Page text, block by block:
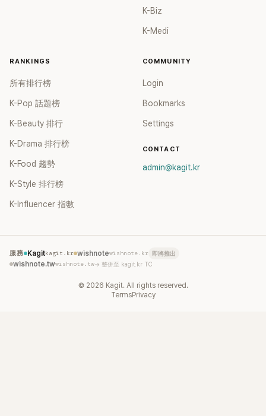
K-Biz
K-Medi
RANKINGS
所有排行榜
K-Pop 話題榜
K-Beauty 排行
K-Drama 排行榜
K-Food 趨勢
K-Style 排行榜
K-Influencer 指數
COMMUNITY
Login
Bookmarks
Settings
CONTACT
admin@kagit.kr
服務 Kagitkagit.kr wishnotewishnote.kr 即將推出
wishnote.twwishnote.tw→ 整併至 kagit.kr TC
© 2026 Kagit. All rights reserved.
TermsPrivacy